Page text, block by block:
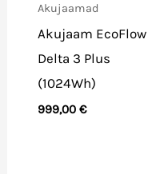
Akujaamad
Akujaam EcoFlow
Delta 3 Plus
(1024Wh)
999,00 €